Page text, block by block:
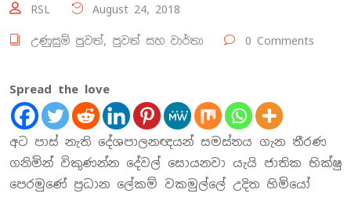
RSL August 24, 2018
උණුසුම් පුවත්, පුවත් සහ වාර්තා 0 Comments
Spread the love
අට පාස් නැති දේශපාලනඥයන් සමස්තය ගැන තීරණ
ගනිමින් විකුණන්න දේවල් සොයනවා යැයි ජාතික භික්ෂු
පෙරමුණේ ප්‍රධාන ලේකම් වකමුල්ලේ උදිත හිමියෝ